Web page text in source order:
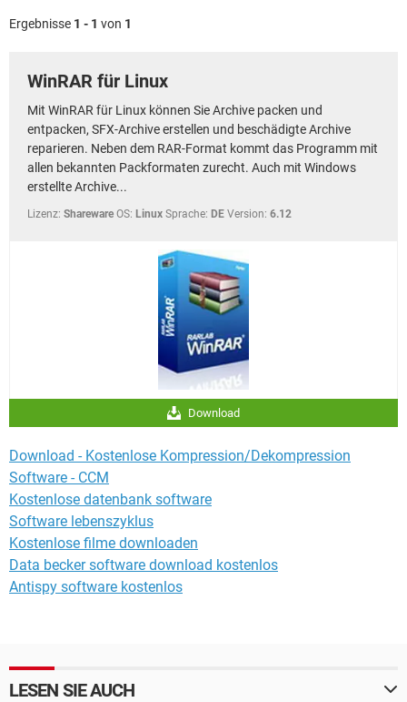
Ergebnisse 1 - 1 von 1
WinRAR für Linux
Mit WinRAR für Linux können Sie Archive packen und
entpacken, SFX-Archive erstellen und beschädigte Archive
reparieren. Neben dem RAR-Format kommt das Programm mit
allen bekannten Packformaten zurecht. Auch mit Windows
erstellte Archive...
Lizenz: Shareware OS: Linux Sprache: DE Version: 6.12
Download
Download - Kostenlose Kompression/Dekompression
Software - CCM
Kostenlose datenbank software
Software lebenszyklus
Kostenlose filme downloaden
Data becker software download kostenlos
Antispy software kostenlos
LESEN SIE AUCH